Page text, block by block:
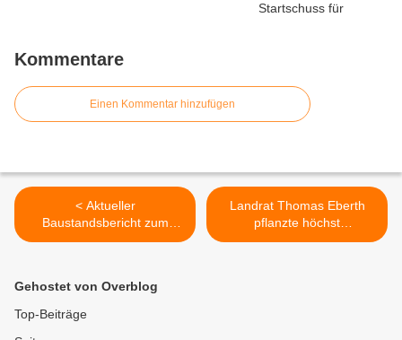
Kommentare
Einen Kommentar hinzufügen
< Aktueller
Baustandsbericht zum
Höchheimer Steg: Anstehen
Stromverteilerkästen und
LED-Beleuchtung ,
Betonkosmetik
Landrat Thomas Eberth
pflanzte höchst
professionell mit AWO-Hort-
Gehostet von Overblog
Top-Beiträge